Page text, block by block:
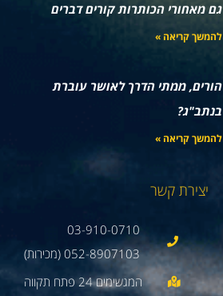
גם מאחורי הכותרות קורים דברים
להמשך קריאה »
הורים, ממתי הדרך לאושר עוברת
בנתב"ג?
להמשך קריאה »
יצירת קשר
03-910-0710
052-8907103 (מכירות)